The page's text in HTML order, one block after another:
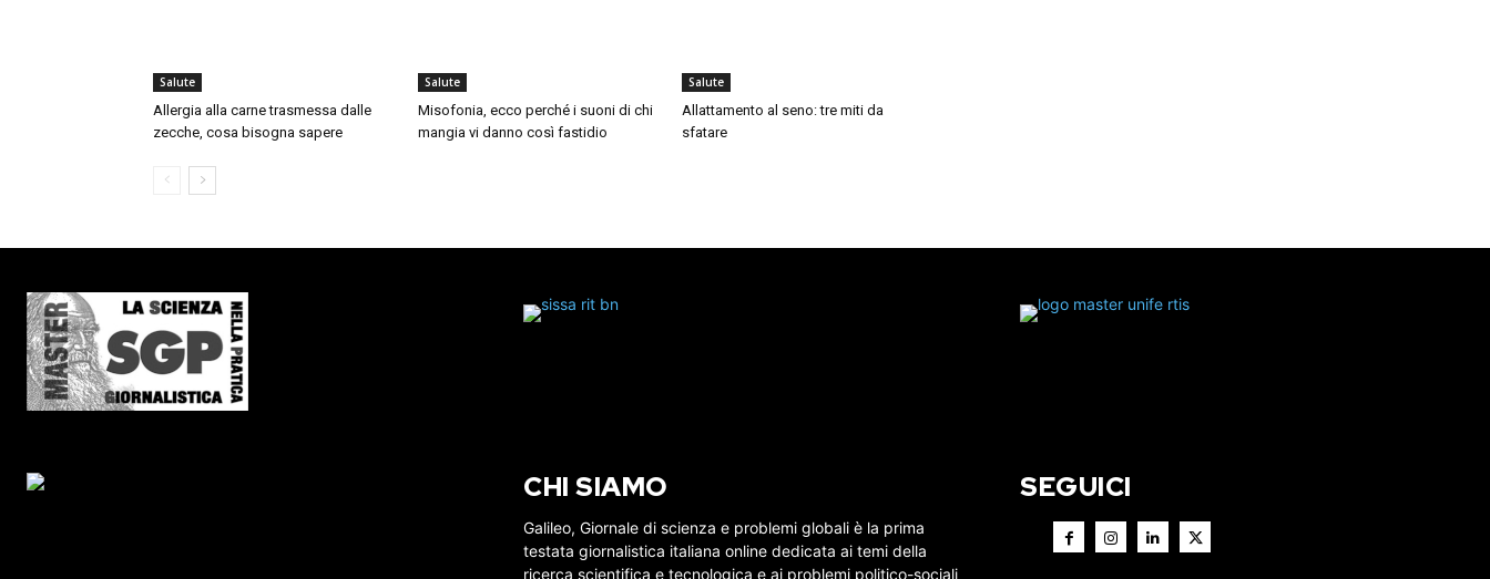
Salute
Allergia alla carne trasmessa dalle
zecche, cosa bisogna sapere
Salute
Misofonia, ecco perché i suoni di chi
mangia vi danno così fastidio
Salute
Allattamento al seno: tre miti da
sfatare
CHI SIAMO
Galileo, Giornale di scienza e problemi globali è la prima
testata giornalistica italiana online dedicata ai temi della
ricerca scientifica e tecnologica e ai problemi politico-sociali
SEGUICI